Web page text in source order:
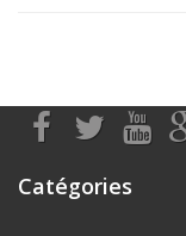
Catégories